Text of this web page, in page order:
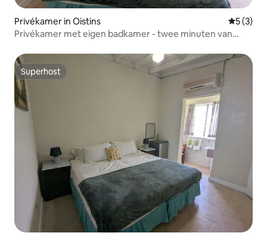
Privékamer in Oistins
5 (3)
Privékamer met eigen badkamer - twee minuten van
Superhost
Superhost